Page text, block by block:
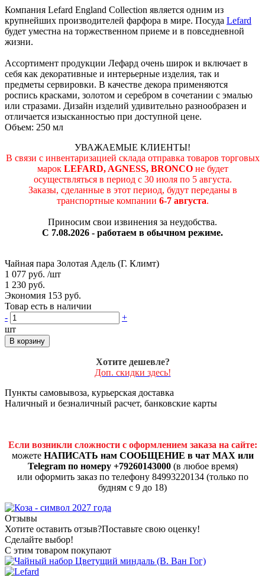
Компания Lefard England Collection является одним из
крупнейших производителей фарфора в мире. Посуда Lefard
будет уместна на торжественном приеме и в повседневной
жизни.
Ассортимент продукции Лефард очень широк и включает в
себя как декоративные и интерьерные изделия, так и
предметы сервировки. В качестве декора применяются
роспись красками, золотом и серебром в сочетании с эмалью
или стразами. Дизайн изделий удивительно разнообразен и
отличается изысканностью при доступной цене.
Объем: 250 мл
УВАЖАЕМЫЕ КЛИЕНТЫ!
В связи с инвентаризацией склада отправка товаров торговых
марок LEFARD, AGNESS, BRONCOне будет
осуществляться в период c 30 июля по 5 августа.
Заказы, сделанные в этот период, будут переданы в
транспортные компании 6-7 августа.
Приносим свои извинения за неудобства.
С 7.08.2026 - работаем в обычном режиме.
Чайная пара Золотая Адель (Г. Климт)
1 077 руб. /шт
1 230 руб.
Экономия 153 руб.
Товар есть в наличии
-
+
шт
В корзину
Хотите дешевле?
Доп. скидки здесь!
Пункты самовывоза, курьерская доставка
Наличный и безналичный расчет, банковские карты
Если возникли сложности с оформлением заказа на сайте:
можете НАПИСАТЬ нам СООБЩЕНИЕ в чат MAX или
Telegram по номеру +79260143000(в любое время)
или оформить заказ по телефону 84993220134 (только по
будням с 9 до 18)
Отзывы
Хотите оставить отзыв?Поставьте свою оценку!
Сделайте выбор!
С этим товаром покупают